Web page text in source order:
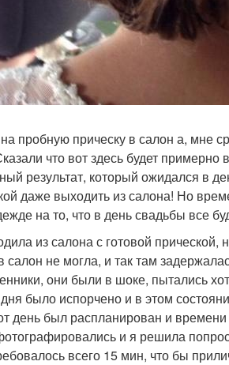
пробную прическу в салон а, мне
что вот здесь будет примерно
результат, который ожидался в
даже выходить из салона! Но
на то, что в день свадьбы все
из салона с готовой
не могла, и так там
они были в шоке, пытались
было испорчено и в этом
день был распланирован и
и я решила
всего 15 мин, что бы